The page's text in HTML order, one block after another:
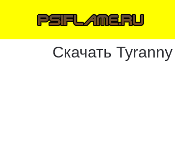
Скачать